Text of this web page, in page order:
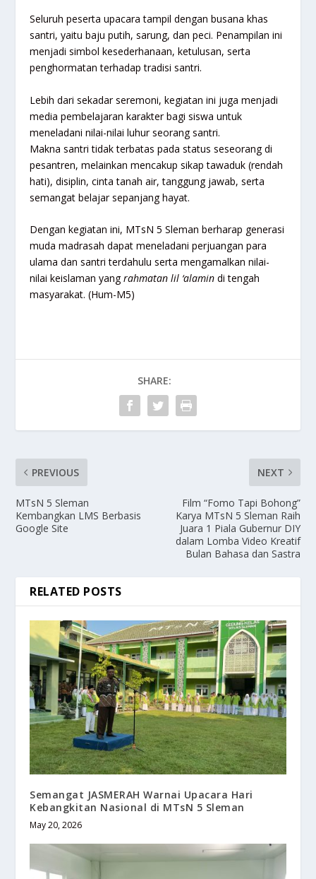
Seluruh peserta upacara tampil dengan busana khas
santri, yaitu baju putih, sarung, dan peci. Penampilan ini
menjadi simbol kesederhanaan, ketulusan, serta
penghormatan terhadap tradisi santri.
Lebih dari sekadar seremoni, kegiatan ini juga menjadi
media pembelajaran karakter bagi siswa untuk
meneladani nilai-nilai luhur seorang santri.
Makna santri tidak terbatas pada status seseorang di
pesantren, melainkan mencakup sikap tawaduk (rendah
hati), disiplin, cinta tanah air, tanggung jawab, serta
semangat belajar sepanjang hayat.
Dengan kegiatan ini, MTsN 5 Sleman berharap generasi
muda madrasah dapat meneladani perjuangan para
ulama dan santri terdahulu serta mengamalkan nilai-
nilai keislaman yangrahmatan lil ‘alamin di tengah
masyarakat. (Hum-M5)
SHARE:
PREVIOUS
MTsN 5 Sleman
Kembangkan LMS Berbasis
Google Site
NEXT
Film “Fomo Tapi Bohong”
Karya MTsN 5 Sleman Raih
Juara 1 Piala Gubernur DIY
dalam Lomba Video Kreatif
Bulan Bahasa dan Sastra
RELATED POSTS
Semangat JASMERAH Warnai Upacara Hari
Kebangkitan Nasional di MTsN 5 Sleman
May 20, 2026